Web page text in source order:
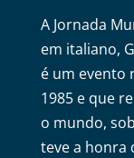
A Jornada
em italiano,
é um evento
1985 e que
o mundo,
teve a honra